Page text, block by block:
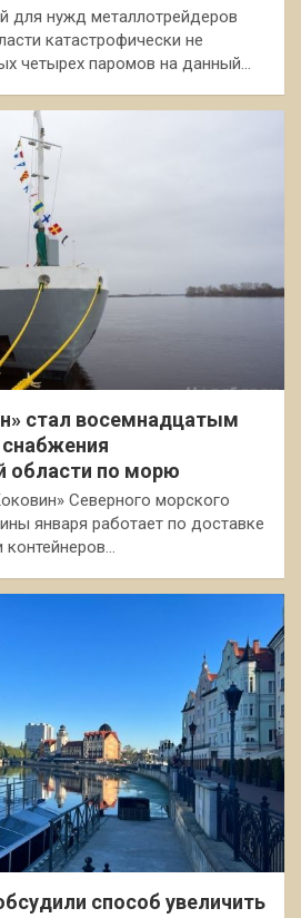
для нужд металлотрейдеров
катастрофически не
четырех паромов на данный…
стал восемнадцатым
области по морю
Северного морского
января работает по доставке
способ увеличить